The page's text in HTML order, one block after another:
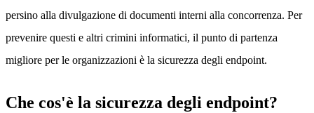
persino alla divulgazione di documenti interni alla concorrenza. Per
prevenire questi e altri crimini informatici, il punto di partenza
migliore per le organizzazioni è la sicurezza degli endpoint.
Che cos'è la sicurezza degli endpoint?